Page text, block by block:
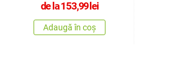
de la153,99lei
Adaugă în coș